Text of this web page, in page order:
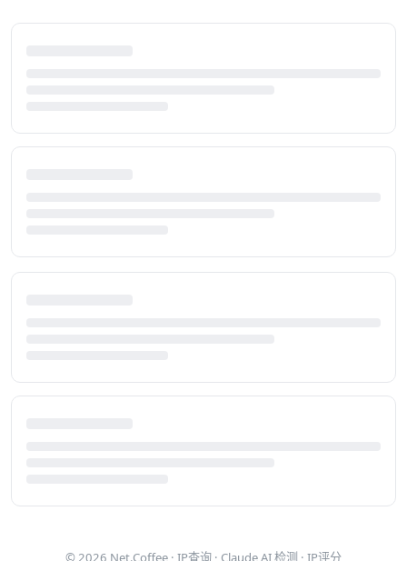
© 2026 Net.Coffee · IP查询 · Claude AI 检测 · IP评分